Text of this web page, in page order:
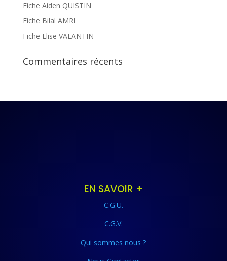
Fiche Aiden QUISTIN
Fiche Bilal AMRI
Fiche Elise VALANTIN
Commentaires récents
EN SAVOIR +
C.G.U.
C.G.V.
Qui sommes nous ?